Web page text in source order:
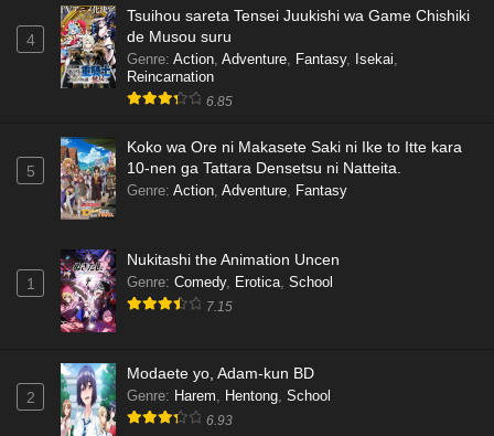
4
Tsuihou sareta Tensei Juukishi wa Game Chishiki
de Musou suru
Genre: Action, Adventure, Fantasy, Isekai,
Reincarnation
6.85
5
Koko wa Ore ni Makasete Saki ni Ike to Itte kara
10-nen ga Tattara Densetsu ni Natteita.
Genre: Action, Adventure, Fantasy
1
Nukitashi the Animation Uncen
Genre: Comedy, Erotica, School
7.15
2
Modaete yo, Adam-kun BD
Genre: Harem, Hentong, School
6.93